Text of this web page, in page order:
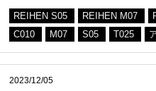
REIHEN S05 REIHEN M07
C010
M07 S05 T025
2023/12/05